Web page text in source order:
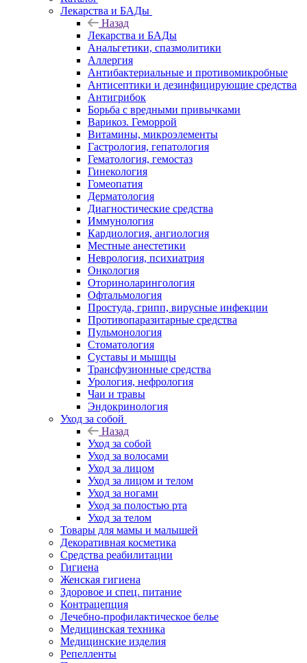
Лекарства и БАДы
Назад
Лекарства и БАДы
Анальгетики, спазмолитики
Аллергия
Антибактериальные и противомикробные
Антисептики и дезинфицирующие средства
Антигрибок
Борьба с вредными привычками
Варикоз. Геморрой
Витамины, микроэлементы
Гастрология, гепатология
Гематология, гемостаз
Гинекология
Гомеопатия
Дерматология
Диагностические средства
Иммунология
Кардиология, ангиология
Местные анестетики
Неврология, психиатрия
Онкология
Оториноларингология
Офтальмология
Простуда, грипп, вирусные инфекции
Противопаразитарные средства
Пульмонология
Стоматология
Суставы и мышцы
Трансфузионные средства
Урология, нефрология
Чаи и травы
Эндокринология
Уход за собой
Назад
Уход за собой
Уход за волосами
Уход за лицом
Уход за лицом и телом
Уход за ногами
Уход за полостью рта
Уход за телом
Товары для мамы и малышей
Декоративная косметика
Средства реабилитации
Гигиена
Женская гигиена
Здоровое и спец. питание
Контрацепция
Лечебно-профилактическое белье
Медицинская техника
Медицинские изделия
Репелленты